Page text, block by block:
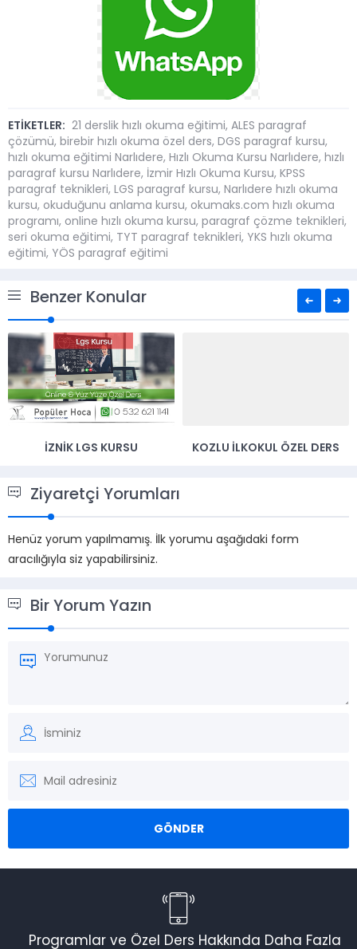
ETİKETLER: 21 derslik hızlı okuma eğitimi, ALES paragraf
çözümü, birebir hızlı okuma özel ders, DGS paragraf kursu,
hızlı okuma eğitimi Narlıdere, Hızlı Okuma Kursu Narlıdere, hızlı
paragraf kursu Narlıdere, İzmir Hızlı Okuma Kursu, KPSS
paragraf teknikleri, LGS paragraf kursu, Narlıdere hızlı okuma
kursu, okuduğunu anlama kursu, okumaks.com hızlı okuma
programı, online hızlı okuma kursu, paragraf çözme teknikleri,
seri okuma eğitimi, TYT paragraf teknikleri, YKS hızlı okuma
eğitimi, YÖS paragraf eğitimi
Benzer Konular
İZNIK LGS KURSU KOZLU İLKOKUL ÖZEL DERS
Ziyaretçi Yorumları
Henüz yorum yapılmamış. İlk yorumu aşağıdaki form
aracılığıyla siz yapabilirsiniz.
Bir Yorum Yazın
Programlar ve Özel Ders Hakkında Daha Fazla